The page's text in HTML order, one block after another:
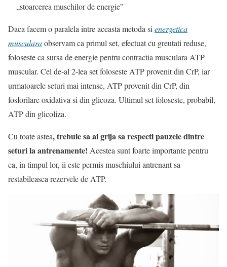
„stoarcerea muschilor de energie”
Daca facem o paralela intre aceasta metoda si energetica
muscularaobservam ca primul set, efectuat cu greutati reduse,
foloseste ca sursa de energie pentru contractia musculara ATP
muscular. Cel de-al 2-lea set foloseste ATP provenit din CrP, iar
urmatoarele seturi mai intense, ATP provenit din CrP, din
fosforilare oxidativa si din glicoza. Ultimul set foloseste, probabil,
ATP din glicoliza.
Cu toate astea, trebuie sa ai grija sa respecti pauzele dintre
seturi la antrenamente! Acestea sunt foarte importante pentru
ca, in timpul lor, ii este permis muschiului antrenant sa
restabileasca rezervele de ATP.